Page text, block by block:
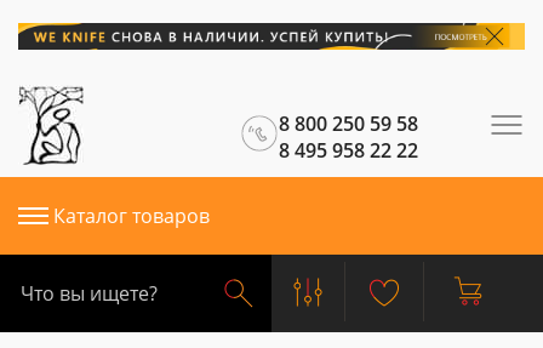
8 800 250 59 58
8 495 958 22 22
Каталог товаров